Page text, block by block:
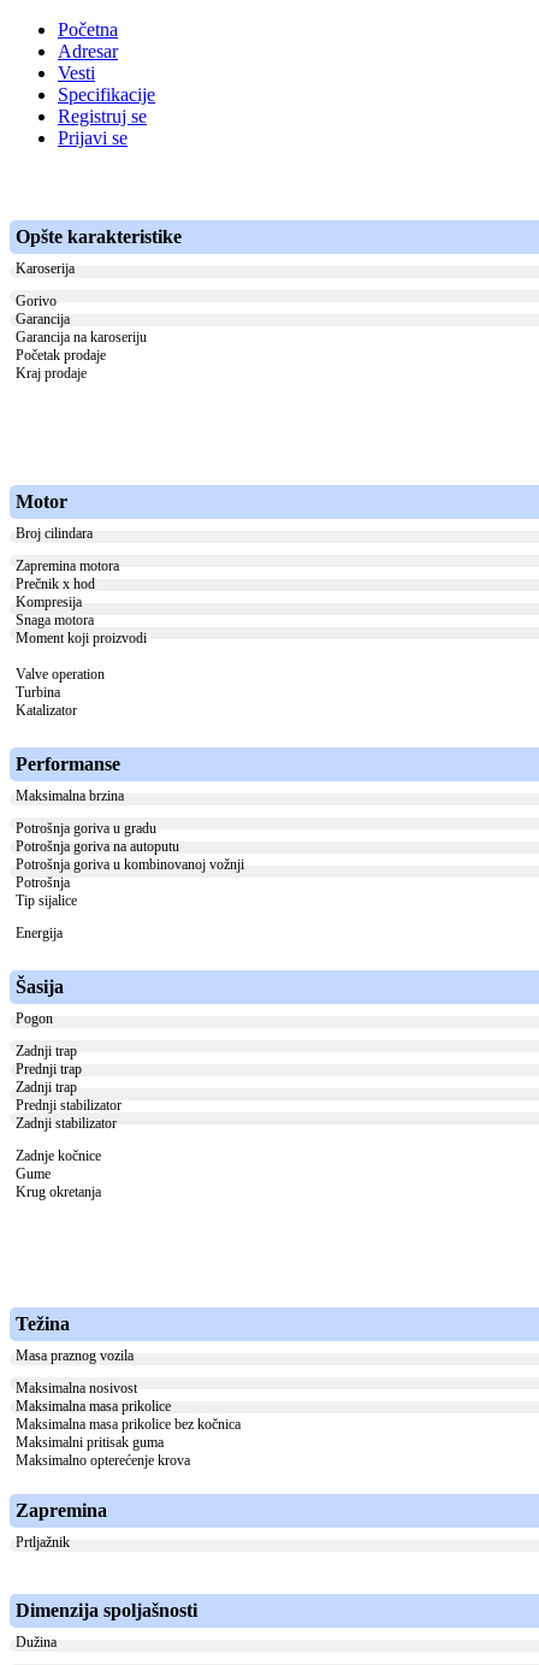
Početna
Adresar
Vesti
Specifikacije
Registruj se
Prijavi se
Opšte karakteristike
Karoserija
Gorivo
Garancija
Garancija na karoseriju
Početak prodaje
Kraj prodaje
Motor
Broj cilindara
Zapremina motora
Prečnik x hod
Kompresija
Snaga motora
Moment koji proizvodi
Valve operation
Turbina
Katalizator
Performanse
Maksimalna brzina
Potrošnja goriva u gradu
Potrošnja goriva na autoputu
Potrošnja goriva u kombinovanoj vožnji
Potrošnja
Tip sijalice
Energija
Šasija
Pogon
Zadnji trap
Prednji trap
Zadnji trap
Prednji stabilizator
Zadnji stabilizator
Zadnje kočnice
Gume
Krug okretanja
Težina
Masa praznog vozila
Maksimalna nosivost
Maksimalna masa prikolice
Maksimalna masa prikolice bez kočnica
Maksimalni pritisak guma
Maksimalno opterećenje krova
Zapremina
Prtljažnik
Dimenzija spoljašnosti
Dužina